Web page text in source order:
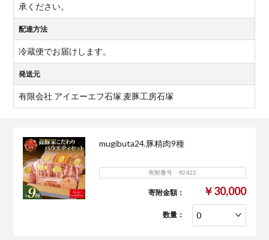
承ください。
配達方法
冷蔵便でお届けします。
発送元
有限会社 アイエーエフ石塚 麦豚工房石塚
mugibuta24.豚精肉9種
寄附番号 92422
寄附金額： ￥30,000
数量：